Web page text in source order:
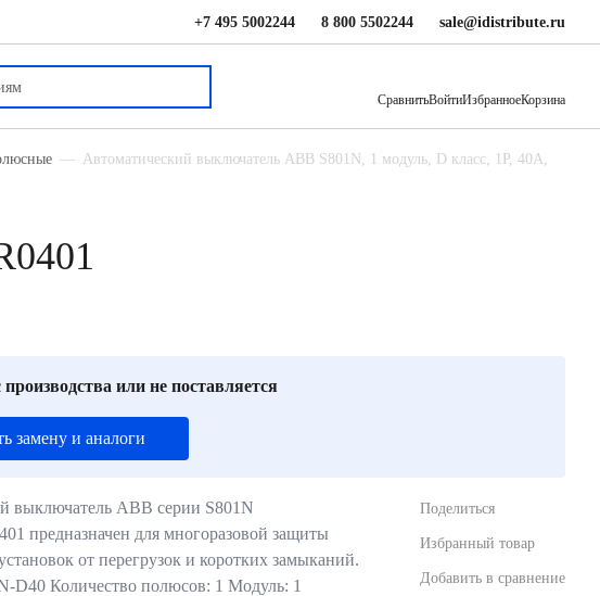
+7 495 5002244 8 800 5502244 sale@idistribute.ru
СравнитьВойтиИзбранноеКорзина
Автоматический выключатель ABB S801N, 1 модуль, D класс, 1P, 40А,
или не поставляется
замену и аналоги
выключатель ABB серии S801N
предназначен для многоразовой защиты
от перегрузок и коротких замыканий.
D40 Количество полюсов: 1 Модуль: 1
Поделиться
Избранный товар
Добавить в сравнение